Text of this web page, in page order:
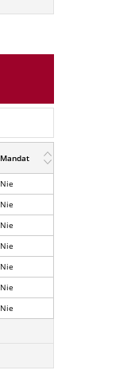
Mandat
Nie
Nie
Nie
Nie
Nie
Nie
Nie